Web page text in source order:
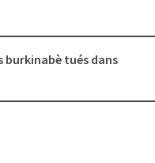
burkinabè tués dans